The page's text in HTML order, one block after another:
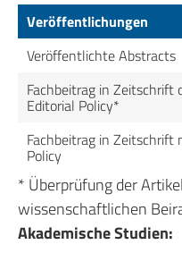
Veröffentlichungen
Veröffentlichte Abstracts
Fachbeitrag in Zeitschrift
Editorial Policy*
Fachbeitrag in Zeitschrift
Policy
* Überprüfung der
wissenschaftlichen
Akademische Studien: